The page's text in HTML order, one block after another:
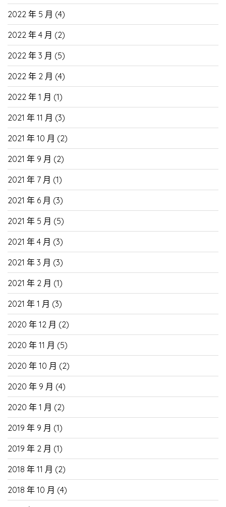
2022 年 5 月 (4)
2022 年 4 月 (2)
2022 年 3 月 (5)
2022 年 2 月 (4)
2022 年 1 月 (1)
2021 年 11 月 (3)
2021 年 10 月 (2)
2021 年 9 月 (2)
2021 年 7 月 (1)
2021 年 6 月 (3)
2021 年 5 月 (5)
2021 年 4 月 (3)
2021 年 3 月 (3)
2021 年 2 月 (1)
2021 年 1 月 (3)
2020 年 12 月 (2)
2020 年 11 月 (5)
2020 年 10 月 (2)
2020 年 9 月 (4)
2020 年 1 月 (2)
2019 年 9 月 (1)
2019 年 2 月 (1)
2018 年 11 月 (2)
2018 年 10 月 (4)